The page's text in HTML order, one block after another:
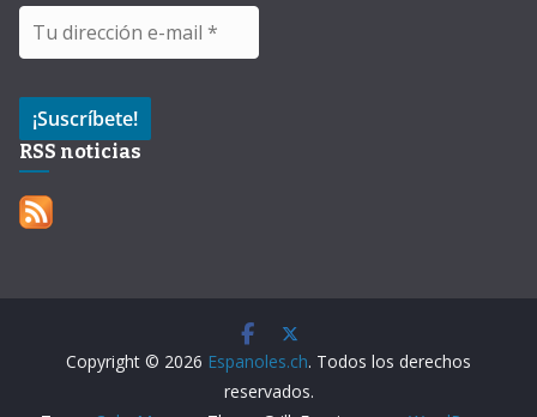
RSS noticias
Copyright © 2026 Espanoles.ch. Todos los derechos
reservados.